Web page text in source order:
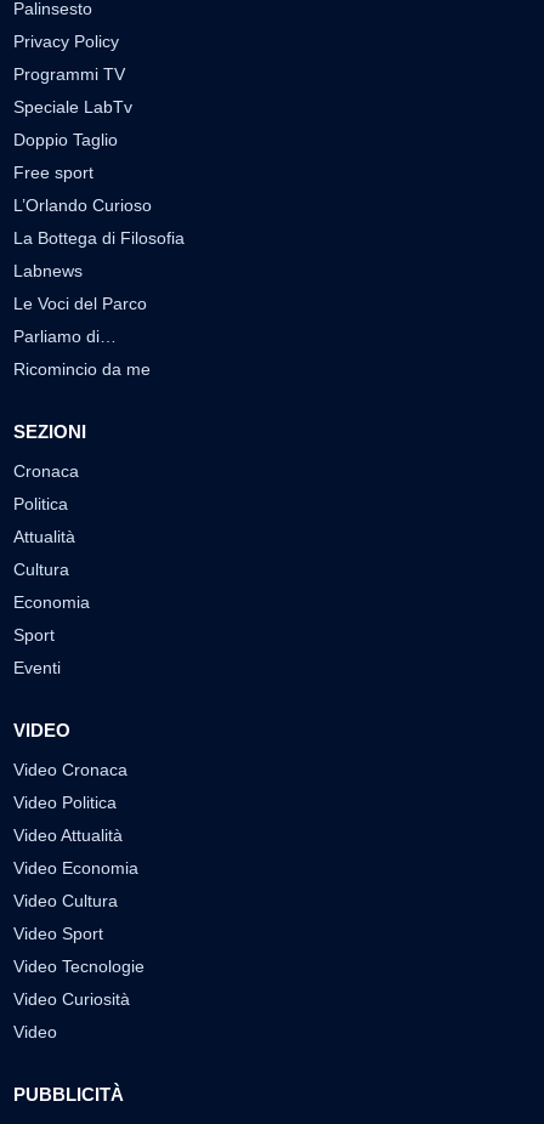
Palinsesto
Privacy Policy
Programmi TV
Speciale LabTv
Doppio Taglio
Free sport
L’Orlando Curioso
La Bottega di Filosofia
Labnews
Le Voci del Parco
Parliamo di…
Ricomincio da me
SEZIONI
Cronaca
Politica
Attualità
Cultura
Economia
Sport
Eventi
VIDEO
Video Cronaca
Video Politica
Video Attualità
Video Economia
Video Cultura
Video Sport
Video Tecnologie
Video Curiosità
Video
PUBBLICITÀ